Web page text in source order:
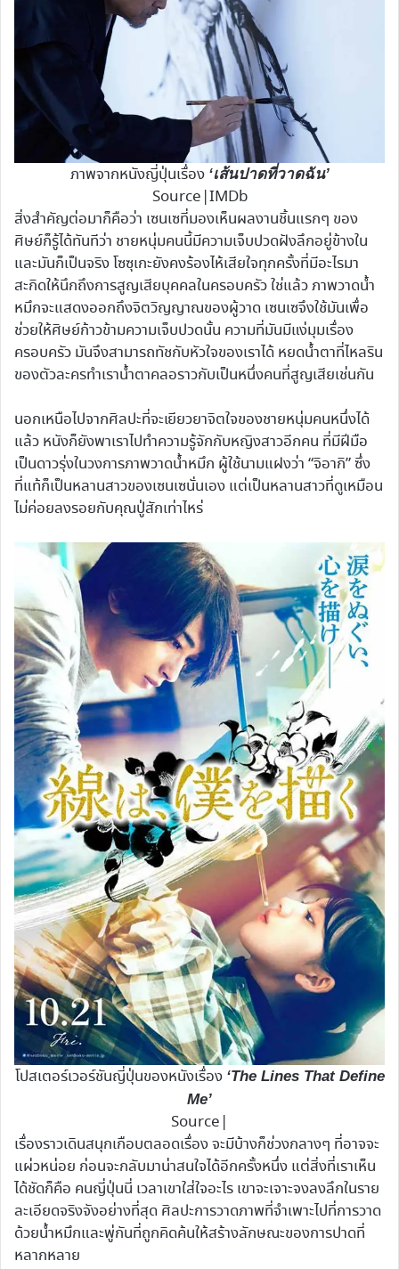
ภาพจากหนังญี่ปุ่นเรื่อง ‘เส้นปาดที่วาดฉัน’
Source|IMDb
สิ่งสำคัญต่อมาก็คือว่า เซนเซที่มองเห็นผลงานชิ้นแรกๆ ของ
ศิษย์ก็รู้ได้ทันทีว่า ชายหนุ่มคนนี้มีความเจ็บปวดฝังลึกอยู่ข้างใน
และมันก็เป็นจริง โซซุเกะยังคงร้องไห้เสียใจทุกครั้งที่มีอะไรมา
สะกิดให้นึกถึงการสูญเสียบุคคลในครอบครัว ใช่แล้ว ภาพวาดน้ำ
หมึกจะแสดงออกถึงจิตวิญญาณของผู้วาด เซนเซจึงใช้มันเพื่อ
ช่วยให้ศิษย์ก้าวข้ามความเจ็บปวดนั้น ความที่มันมีแง่มุมเรื่อง
ครอบครัว มันจึงสามารถทัชกับหัวใจของเราได้ หยดน้ำตาที่ไหลริน
ของตัวละครทำเราน้ำตาคลอราวกับเป็นหนึ่งคนที่สูญเสียเช่นกัน
นอกเหนือไปจากศิลปะที่จะเยียวยาจิตใจของชายหนุ่มคนหนึ่งได้
แล้ว หนังก็ยังพาเราไปทำความรู้จักกับหญิงสาวอีกคน ที่มีฝีมือ
เป็นดาวรุ่งในวงการภาพวาดน้ำหมึก ผู้ใช้นามแฝงว่า “จิอากิ” ซึ่ง
ที่แท้ก็เป็นหลานสาวของเซนเซนั่นเอง แต่เป็นหลานสาวที่ดูเหมือน
ไม่ค่อยลงรอยกับคุณปู่สักเท่าไหร่
โปสเตอร์เวอร์ชันญี่ปุ่นของหนังเรื่อง ‘The Lines That Define
Me’
Source|
เรื่องราวเดินสนุกเกือบตลอดเรื่อง จะมีบ้างก็ช่วงกลางๆ ที่อาจจะ
แผ่วหน่อย ก่อนจะกลับมาน่าสนใจได้อีกครั้งหนึ่ง แต่สิ่งที่เราเห็น
ได้ชัดก็คือ คนญี่ปุ่นนี่ เวลาเขาใส่ใจอะไร เขาจะเจาะจงลงลึกในราย
ละเอียดจริงจังอย่างที่สุด ศิลปะการวาดภาพที่จำเพาะไปที่การวาด
ด้วยน้ำหมึกและพู่กันที่ถูกคิดค้นให้สร้างลักษณะของการปาดที่
หลากหลาย